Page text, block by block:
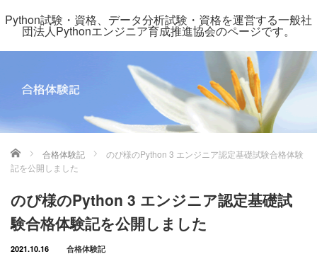
Python試験・資格、データ分析試験・資格を運営する一般社
団法人Pythonエンジニア育成推進協会のページです。
ホーム 合格体験記
のぴ様のPython 3 エンジニア認定基礎試験合格体験
記を公開しました
のぴ様のPython 3 エンジニア認定基礎試
験合格体験記を公開しました
2021.10.16 合格体験記